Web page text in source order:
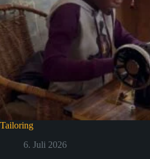
Tailoring
6. Juli 2026